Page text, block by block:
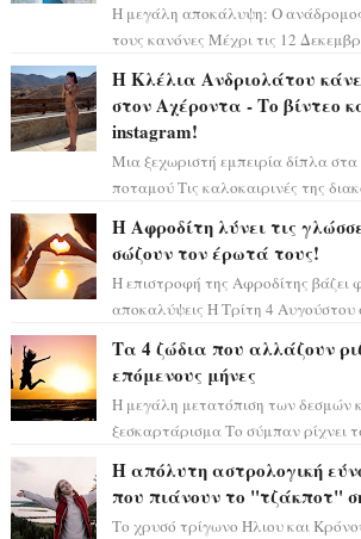
Η μεγάλη αποκάλυψη: Ο
τους κανόνες Μέχρι τις 12
Η Κλέλια Ανδριολάτου
στον Αχέροντα - Το βίντεο
instagram!
Μια ξεχωριστή εμπειρία δίπλα
ποταμού Τις καλοκαιρινές της
Η Αφροδίτη λύνει τις
σώζουν τον έρωτά τους!
Η επιστροφή της Αφροδίτης βάζει
αποκαλύψεις Η Τρίτη 4 Αυγούστου
Τα 4 ζώδια που αλλάζουν
επόμενους μήνες
Η μεγάλη μετατόπιση των δεσμών
ξεσκαρτάρισμα Το σύμπαν ρίχνει
Η απόλυτη αστρολογική
που πιάνουν το "τζάκποτ"
Το χρυσό τρίγωνο Ήλιου και